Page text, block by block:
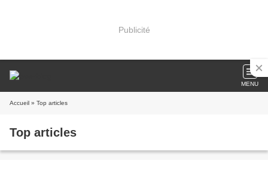
Publicité
MENU
Accueil » Top articles
Top articles